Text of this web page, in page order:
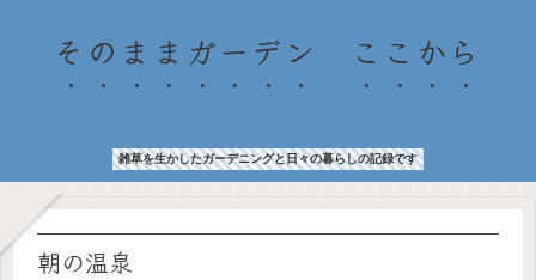
そのままガーデン ここから
雑草を生かしたガーデニングと日々の暮らしの記録です
朝の温泉